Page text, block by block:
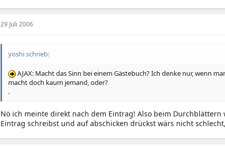
29 Juli 2006
yoshi schrieb:
AJAX: Macht das Sinn bei einem Gästebuch? Ich denke nur, wenn
macht doch kaum jemand, oder?
.
Nö ich meinte direkt nach dem Eintrag! Also beim Durchblättern
Eintrag schreibst und auf abschicken drückst wärs nicht